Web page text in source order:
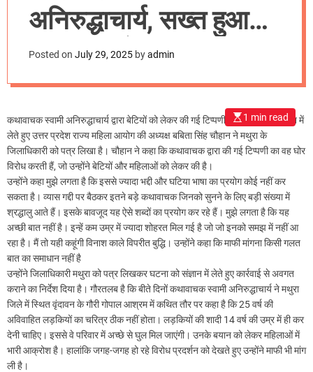
m
o
d
अनिरुद्धाचार्य, सख्त हुआ
महिला आयोग
Posted on July 29, 2025 byadmin
1 min read
कथावाचक स्वामी अनिरुद्धाचार्य द्वारा बेटियों को लेकर की गई टिप्पणी के प्रकरण को संज्ञान में
लेते हुए उत्तर प्रदेश राज्य महिला आयोग की अध्यक्ष बबिता सिंह चौहान ने मथुरा के
जिलाधिकारी को पत्र लिखा है। चौहान ने कहा कि कथावाचक द्वारा की गई टिप्पणी का वह घोर
विरोध करती हैं, जो उन्होंने बेटियों और महिलाओं को लेकर की है।
उन्होंने कहा मुझे लगता है कि इससे ज्यादा भद्दी और घटिया भाषा का प्रयोग कोई नहीं कर
सकता है। व्यास गद्दी पर बैठकर इतने बड़े कथावाचक जिनको सुनने के लिए बड़ी संख्या में
श्रद्धालु आते हैं। इसके बावजूद यह ऐसे शब्दों का प्रयोग कर रहे हैं। मुझे लगता है कि यह
अच्छी बात नहीं है। इन्हें कम उम्र में ज्यादा शोहरत मिल गई है जो जो इनको समझ में नहीं आ
रहा है। मैं तो यही कहूंगी विनाश काले विपरीत बुद्धि। उन्होंने कहा कि माफी मांगना किसी गलत
बात का समाधान नहीं है
उन्होंने जिलाधिकारी मथुरा को पत्र लिखकर घटना को संज्ञान में लेते हुए कार्रवाई से अवगत
कराने का निर्देश दिया है। गौरतलब है कि बीते दिनों कथावाचक स्वामी अनिरुद्धाचार्य ने मथुरा
जिले में स्थित वृंदावन के गौरी गोपाल आश्रम में कथित तौर पर कहा है कि 25 वर्ष की
अविवाहित लड़कियों का चरित्र ठीक नहीं होता। लड़कियों की शादी 14 वर्ष की उम्र में ही कर
देनी चाहिए। इससे वे परिवार में अच्छे से घुल मिल जाएंगी। उनके बयान को लेकर महिलाओं में
भारी आक्रोश है। हालांकि जगह-जगह हो रहे विरोध प्रदर्शन को देखते हुए उन्होंने माफी भी मांग
ली है।